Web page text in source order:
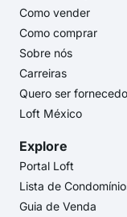
Como vender
Como comprar
Sobre nós
Carreiras
Quero ser
Loft México
Explore
Portal Loft
Lista de
Guia de Venda